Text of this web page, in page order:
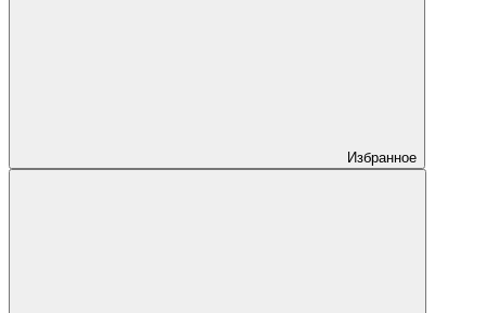
Избранное